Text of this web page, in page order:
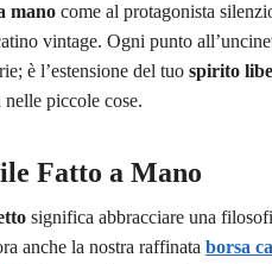
manocome al protagonista
vintage. Ogni punto
è l’estensione del tuo spirito
piccole cose.
Fatto a Mano
significa abbracciare una
anche la nostra raffinata borsa